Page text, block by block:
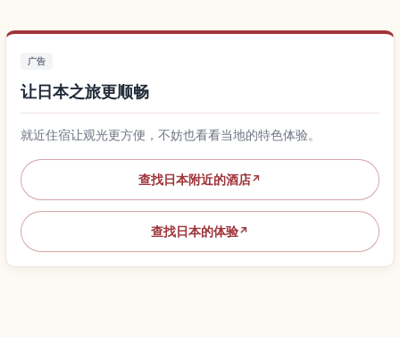
广告
让日本之旅更顺畅
就近住宿让观光更方便，不妨也看看当地的特色体验。
查找日本附近的酒店↗
查找日本的体验↗